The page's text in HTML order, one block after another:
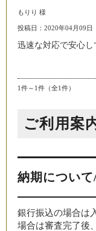
もりり 様
投稿日：2020年04月09日
迅速な対応で安心し
1件～1件（全1件）
ご利用案
納期につい
銀行振込の場合は
場合は審査完了後